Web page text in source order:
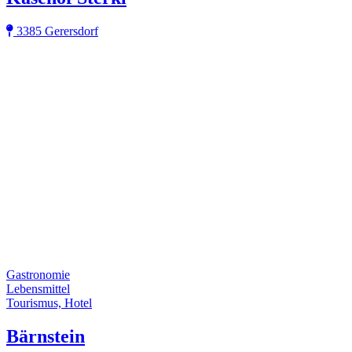
3385 Gerersdorf
Gastronomie
Lebensmittel
Tourismus, Hotel
Bärnstein